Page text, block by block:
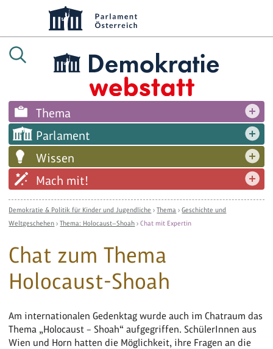
Thema
Parlament
Wissen
Mach mit!
Demokratie & Politik für Kinder und Jugendliche ›Thema ›Geschichte und
Weltgeschehen ›Thema: Holocaust—Shoah ›Chat mit Expertin
Chat zum Thema
Holocaust-Shoah
Am internationalen Gedenktag wurde auch im Chatraum das
Thema „Holocaust – Shoah“ aufgegriffen. SchülerInnen aus
Wien und Horn hatten die Möglichkeit, ihre Fragen an die